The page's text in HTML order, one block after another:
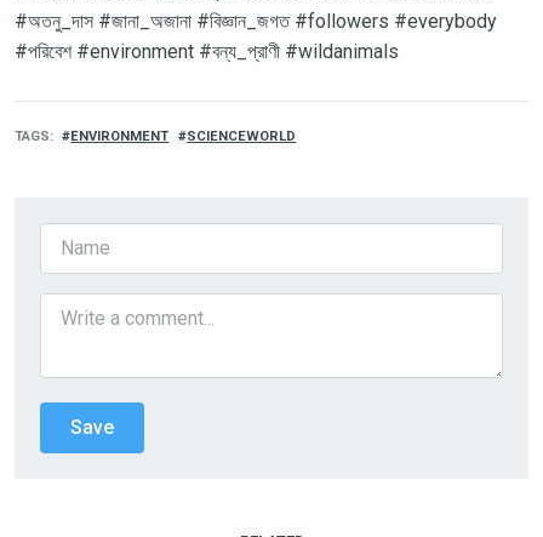
#অতনু_দাস #জানা_অজানা #বিজ্ঞান_জগত #followers #everybody
#পরিবেশ #environment #বন্য_প্রাণী #wildanimals
TAGS ENVIRONMENT SCIENCEWORLD